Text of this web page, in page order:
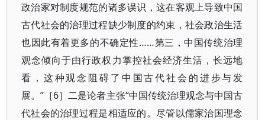
政治家对制度规范的诸多误识，这在客观上导致中国
古代社会的治理过程缺少制度的约束，社会政治生活
也因此有着更多的不确定性……第三，中国传统治理
观念倾向于由行政权力掌控社会经济生活，长远地
看，这种观念阻碍了中国古代社会的进步与发
展。”［6］二是论者主张“中国传统治理观念与中国古
代社会的治理过程是相适应的。尽管以儒家治国理念